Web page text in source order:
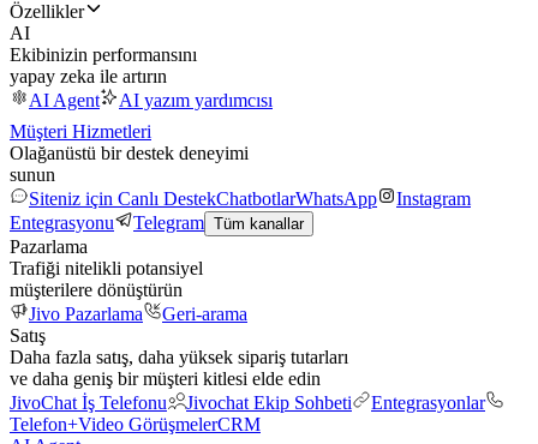
Özellikler
AI
Ekibinizin performansını
yapay zeka ile artırın
AI Agent
AI yazım yardımcısı
Müşteri Hizmetleri
Olağanüstü bir destek deneyimi
sunun
Siteniz için Canlı DestekChatbotlarWhatsApp
Instagram
Entegrasyonu
Telegram Tüm kanallar
Pazarlama
Trafiği nitelikli potansiyel
müşterilere dönüştürün
Jivo Pazarlama
Geri-arama
Satış
Daha fazla satış, daha yüksek sipariş tutarları
ve daha geniş bir müşteri kitlesi elde edin
JivoChat İş Telefonu
Jivochat Ekip Sohbeti
Entegrasyonlar
Telefon+Video GörüşmelerCRM